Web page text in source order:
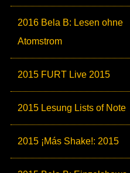
2016 Bela B: Lesen ohne
Atomstrom
2015 FURT Live 2015
2015 Lesung Lists of Note
2015 ¡Más Shake!: 2015